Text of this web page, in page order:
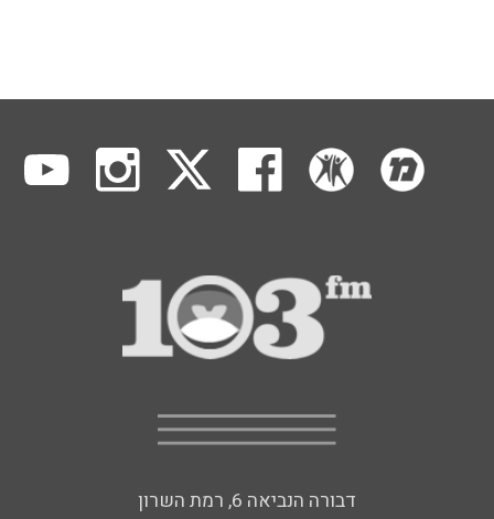
דבורה הנביאה 6, רמת השרון